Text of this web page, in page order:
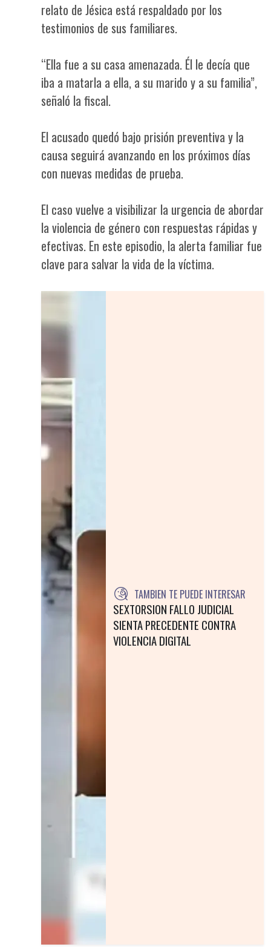
relato de Jésica está respaldado por los
testimonios de sus familiares.
“Ella fue a su casa amenazada. Él le decía que
iba a matarla a ella, a su marido y a su familia”,
señaló la fiscal.
El acusado quedó bajo prisión preventiva y la
causa seguirá avanzando en los próximos días
con nuevas medidas de prueba.
El caso vuelve a visibilizar la urgencia de abordar
la violencia de género con respuestas rápidas y
efectivas. En este episodio, la alerta familiar fue
clave para salvar la vida de la víctima.
TAMBIEN TE PUEDE INTERESAR
SEXTORSION FALLO JUDICIAL
SIENTA PRECEDENTE CONTRA
VIOLENCIA DIGITAL